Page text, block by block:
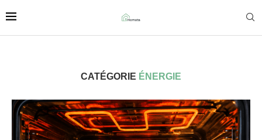
CATÉGORIE ÉNERGIE